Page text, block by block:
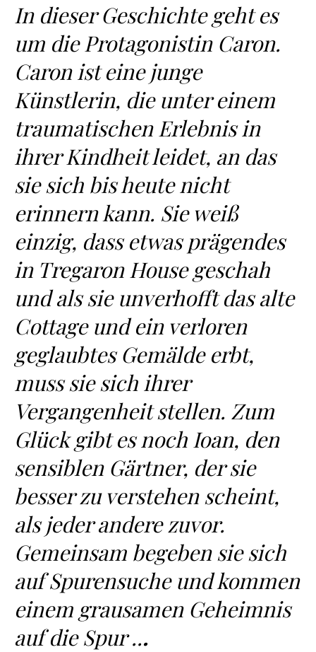
In dieser Geschichte geht es
um die Protagonistin Caron.
Caron ist eine junge
Künstlerin, die unter einem
traumatischen Erlebnis in
ihrer Kindheit leidet, an das
sie sich bis heute nicht
erinnern kann. Sie weiß
einzig, dass etwas prägendes
in Tregaron House geschah
und als sie unverhofft das alte
Cottage und ein verloren
geglaubtes Gemälde erbt,
muss sie sich ihrer
Vergangenheit stellen. Zum
Glück gibt es noch Ioan, den
sensiblen Gärtner, der sie
besser zu verstehen scheint,
als jeder andere zuvor.
Gemeinsam begeben sie sich
auf Spurensuche und kommen
einem grausamen Geheimnis
auf die Spur ...